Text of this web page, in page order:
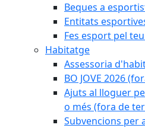
Beques a
Entitats
Fes esport pel
Habitatge
Assessoria
BO JOVE 2026
Ajuts al lloguer
o més (fora de
Subvencions per